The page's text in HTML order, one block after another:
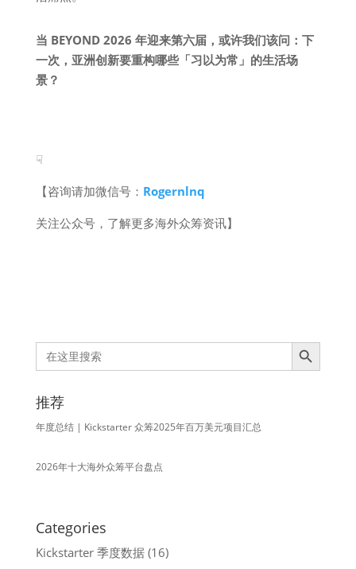
当 BEYOND 2026 年迎来第六届，或许我们该问：下
一次，亚洲创新要重构哪些「习以为常」的生活场
景？
☟
【咨询请加微信号： Rogernlnq
关注公众号，了解更多海外众筹资讯】
Search
for:
Search Button
推荐
年度总结 | Kickstarter 众筹2025年百万美元项目汇总
2026年十大海外众筹平台盘点
Categories
Kickstarter 季度数据(16)